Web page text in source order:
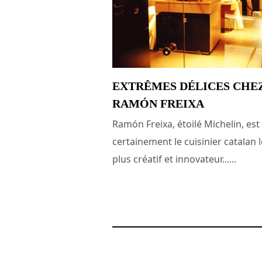
EXTRÊMES DÉLICES
RAMÓN FREIXA
Ramón Freixa, étoilé Michelin, est
certainement le cuisinier catalan
plus créatif et innovateur......